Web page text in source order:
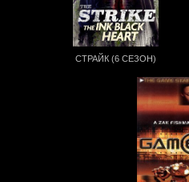
СТРАЙК (6 СЕЗОН)